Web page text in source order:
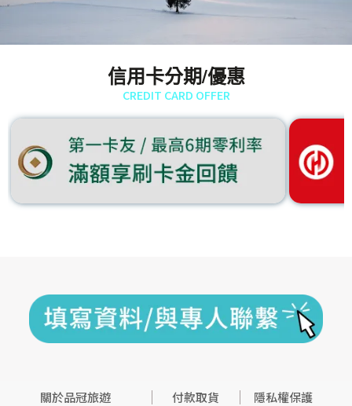
信用卡分期/優惠
CREDIT CARD OFFER
關於品冠旅遊 付款取貨
隱私權保護